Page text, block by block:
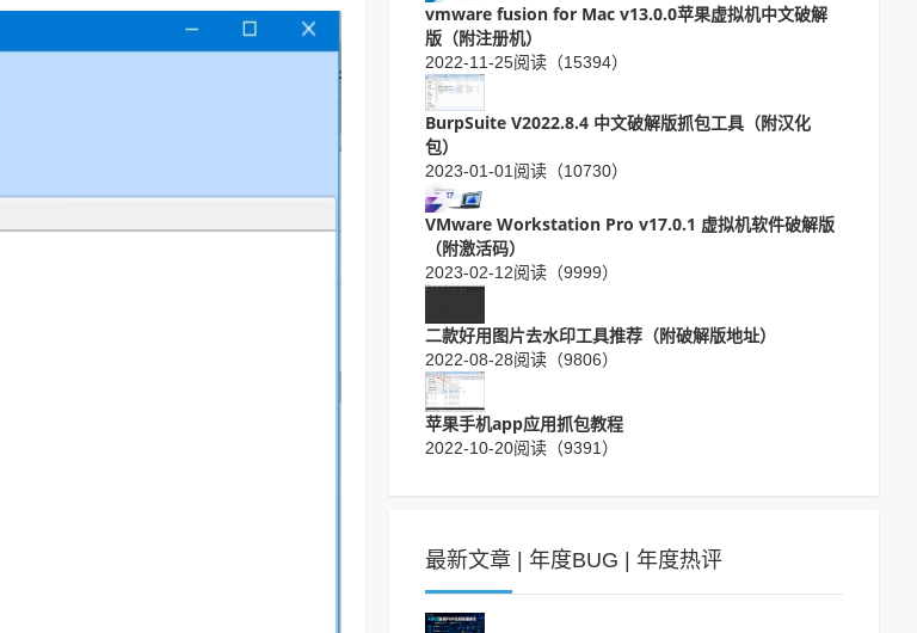
vmware fusion for Mac v13.0.0苹果虚拟机中文破解
版（附注册机）
2022-11-25阅读（15394）
BurpSuite V2022.8.4 中文破解版抓包工具（附汉化
包）
2023-01-01阅读（10730）
VMware Workstation Pro v17.0.1 虚拟机软件破解版
（附激活码）
2023-02-12阅读（9999）
二款好用图片去水印工具推荐（附破解版地址）
2022-08-28阅读（9806）
苹果手机app应用抓包教程
2022-10-20阅读（9391）
最新文章 | 年度BUG | 年度热评